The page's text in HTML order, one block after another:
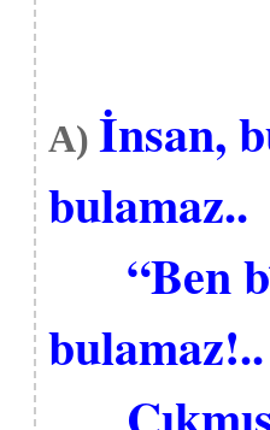
A)İnsan,
bulamaz..
“Ben
bulamaz!..